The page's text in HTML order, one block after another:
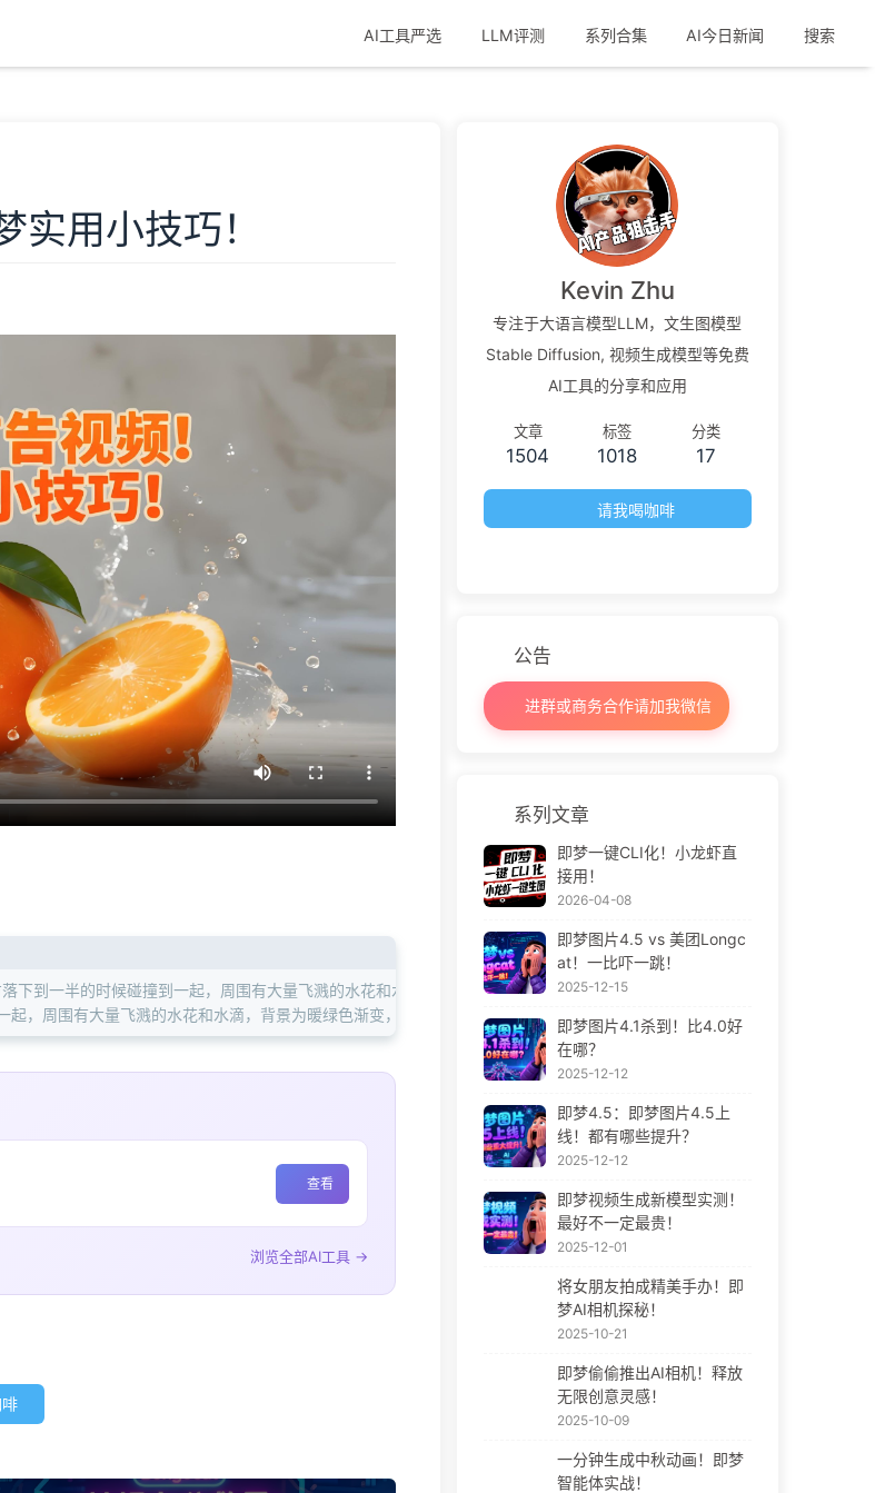
AI工具严选 LLM评测 系列合集 AI今日新闻 搜索
用小技巧！
下到一半的时候碰撞到一起，周围有大量飞溅的水花和水滴，背景为暖橙色渐变，光线柔和且带有光晕效果，超写实风格，
，周围有大量飞溅的水花和水滴，背景为暖绿色渐变，光线柔和且带有光晕效果，超写实风格，细节丰富，突出雪碧的冰冻
查看
浏览全部AI工具 →
Kevin Zhu
专注于大语言模型LLM，文生图模型
Stable Diffusion, 视频生成模型等免费
AI工具的分享和应用
文章
1504
标签
1018
分类
17
请我喝咖啡
公告
进群或商务合作请加我微信
系列文章
即梦一键CLI化！小龙虾直
接用！
2026-04-08
即梦图片4.5 vs 美团Longc
at！一比吓一跳！
2025-12-15
即梦图片4.1杀到！比4.0好
在哪？
2025-12-12
即梦4.5：即梦图片4.5上
线！都有哪些提升？
2025-12-12
即梦视频生成新模型实测！
最好不一定最贵！
2025-12-01
将女朋友拍成精美手办！即
梦AI相机探秘！
2025-10-21
即梦偷偷推出AI相机！释放
无限创意灵感！
2025-10-09
一分钟生成中秋动画！即梦
智能体实战！